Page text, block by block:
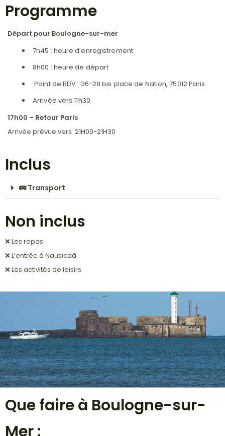
Programme
Départ pour Boulogne-sur-mer
7h45 : heure d’enregistrement
8h00 : heure de départ
Point de RDV : 26-28 bis place de Nation, 75012 Paris
Arrivée vers 11h30
17h00 – Retour Paris
Arrivée prévue vers 21H00-21H30
Inclus
🚌 Transport
Non inclus
❌ Les repas
❌ L’entrée à Nausicaá
❌Les activités de loisirs
Que faire à Boulogne-sur-
Mer :